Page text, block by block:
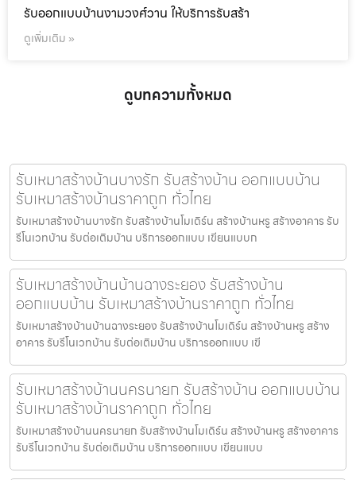
รับออกแบบบ้านงามวงศ์วาน ให้บริการรับสร้า
ดูเพิ่มเติม »
ดูบทความทั้งหมด
รับเหมาสร้างบ้านบางรัก รับสร้างบ้าน ออกแบบบ้าน
รับเหมาสร้างบ้านราคาถูก ทั่วไทย
รับเหมาสร้างบ้านบางรัก รับสร้างบ้านโมเดิร์น สร้างบ้านหรู สร้างอาคาร รับ
รีโนเวทบ้าน รับต่อเติมบ้าน บริการออกแบบ เขียนแบบก
รับเหมาสร้างบ้านบ้านฉางระยอง รับสร้างบ้าน
ออกแบบบ้าน รับเหมาสร้างบ้านราคาถูก ทั่วไทย
รับเหมาสร้างบ้านบ้านฉางระยอง รับสร้างบ้านโมเดิร์น สร้างบ้านหรู สร้าง
อาคาร รับรีโนเวทบ้าน รับต่อเติมบ้าน บริการออกแบบ เขี
รับเหมาสร้างบ้านนครนายก รับสร้างบ้าน ออกแบบบ้าน
รับเหมาสร้างบ้านราคาถูก ทั่วไทย
รับเหมาสร้างบ้านนครนายก รับสร้างบ้านโมเดิร์น สร้างบ้านหรู สร้างอาคาร
รับรีโนเวทบ้าน รับต่อเติมบ้าน บริการออกแบบ เขียนแบบ